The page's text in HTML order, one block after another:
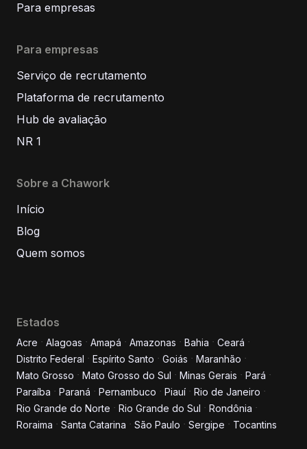
Informe seus dados para
conversar conosco!
Para empresas
Para empresas
Serviço de recrutamento
Plataforma de recrutamento
Hub de avaliação
NR 1
Sobre a Chawork
Início
Blog
Quem somos
Estados
Acre Alagoas Amapá Amazonas Bahia
Ceará
Distrito Federal
Espírito Santo Goiás
Maranhão
Mato Grosso
Mato Grosso do Sul Minas Gerais
Pará
Paraíba
Paraná Pernambuco Piauí
Rio de Janeiro
Rio Grande do Norte
Rio Grande do Sul
Rondônia
Roraima
Santa Catarina São Paulo Sergipe Tocantins